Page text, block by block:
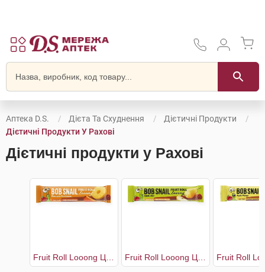
Аптека D.S. Дієта Та Схуднення
Дієтичні Продукти
Дієтичні Продукти У Рахові
Дієтичні продукти у Рахові